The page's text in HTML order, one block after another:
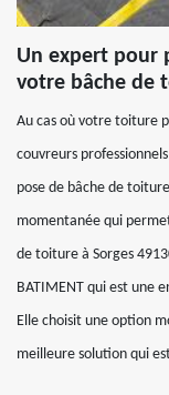
Un expert pour
votre bâche de
Au cas où votre toiture
couvreurs
pose de bâche de
momentanée qui
de toiture à Sorges
BATIMENT qui est une
Elle choisit une option
meilleure solution qui